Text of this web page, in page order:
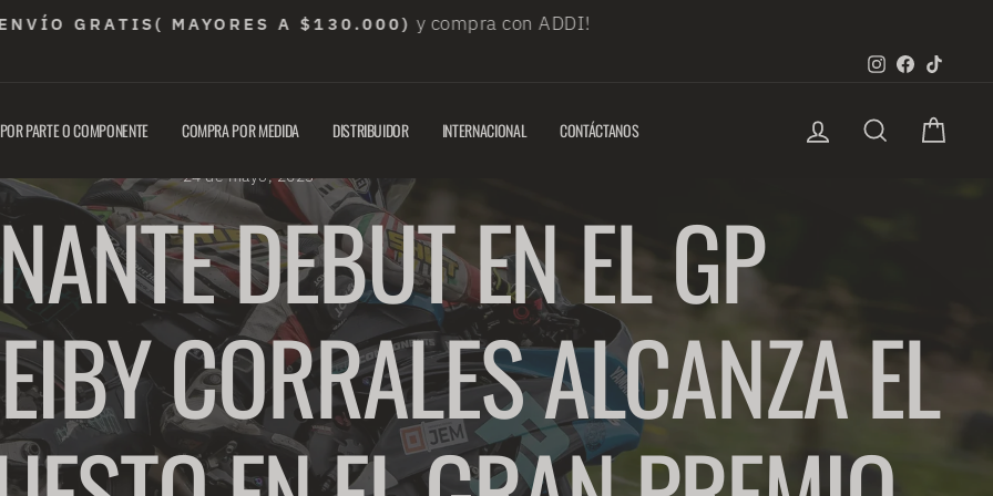
GRATIS( MAYORES A $130.000) y compra con ADDI!
Instagram
PARTE O COMPONENTE COMPRA POR MEDIDA DISTRIBUIDOR INTERNACIONAL CONTÁCTANOS INGRESAR BUSCAR
Inicio / Blog
24 de mayo, 2023
DEBUT EN EL GP
CORRALES ALCANZA EL